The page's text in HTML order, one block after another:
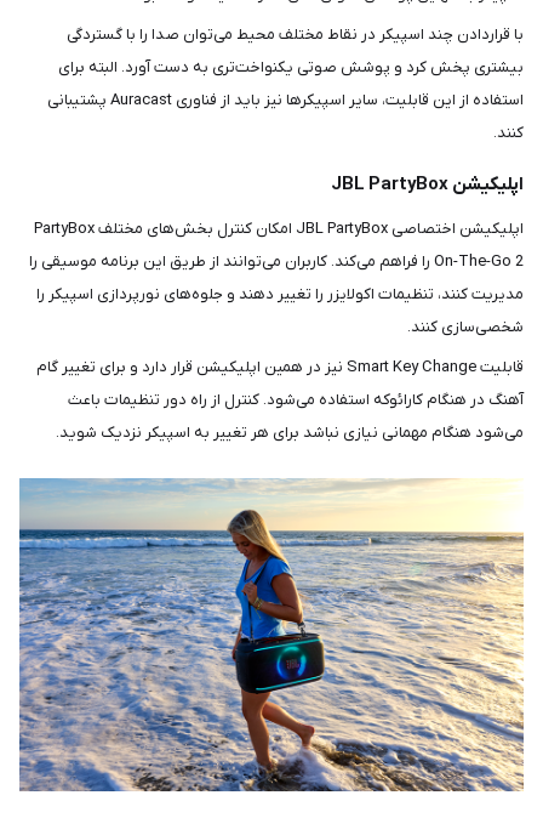
با قراردادن چند اسپیکر در نقاط مختلف محیط می‌توان صدا را با گستردگی
بیشتری پخش کرد و پوشش صوتی یکنواخت‌تری به دست آورد. البته برای
استفاده از این قابلیت، سایر اسپیکرها نیز باید از فناوری Auracast پشتیبانی
کنند.
اپلیکیشن JBL PartyBox
اپلیکیشن اختصاصی JBL PartyBox امکان کنترل بخش‌های مختلف PartyBox
On-The-Go 2 را فراهم می‌کند. کاربران می‌توانند از طریق این برنامه موسیقی را
مدیریت کنند، تنظیمات اکولایزر را تغییر دهند و جلوه‌های نورپردازی اسپیکر را
شخصی‌سازی کنند.
قابلیت Smart Key Change نیز در همین اپلیکیشن قرار دارد و برای تغییر گام
آهنگ در هنگام کارائوکه استفاده می‌شود. کنترل از راه دور تنظیمات باعث
می‌شود هنگام مهمانی نیازی نباشد برای هر تغییر به اسپیکر نزدیک شوید.